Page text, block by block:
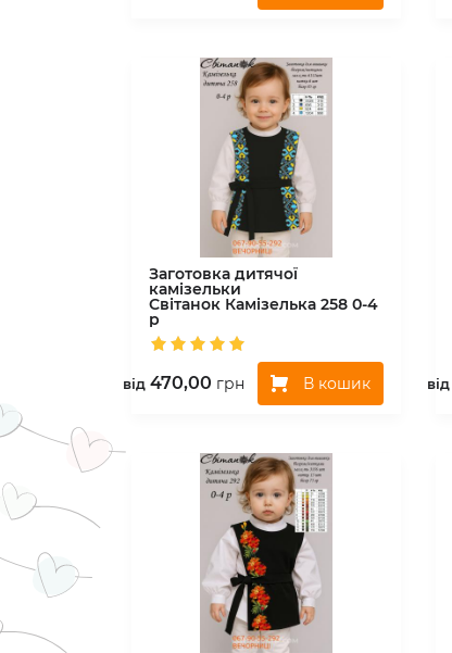
Заготовка дитячої
камізельки
Світанок Камізелька 258 0-4
р
вiд 470,00 грн В кошик вiд